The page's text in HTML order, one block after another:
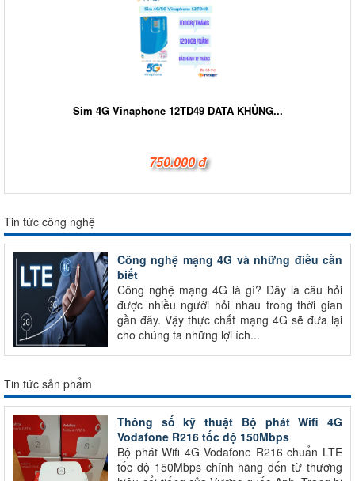
Sim 4G Vinaphone 12TD49 DATA KHỦNG...
750.000 đ
Tin tức công nghệ
Công nghệ mạng 4G và những điều cần
biết
Công nghệ mạng 4G là gì? Đây là câu hỏi
được nhiều người hỏi nhau trong thời gian
gần đây. Vậy thực chất mạng 4G sẽ đưa lại
cho chúng ta những lợi ích...
Tin tức sản phẩm
Thông số kỹ thuật Bộ phát Wifi 4G
Vodafone R216 tốc độ 150Mbps
Bộ phát Wifi 4G Vodafone R216 chuẩn LTE
tốc độ 150Mbps chính hãng đến từ thương